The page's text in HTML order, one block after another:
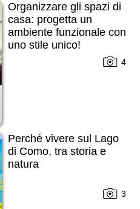
Organizzare gli spazi di
casa: progetta un
ambiente funzionale con
uno stile unico!
4
Perché vivere sul Lago
di Como, tra storia e
natura
3